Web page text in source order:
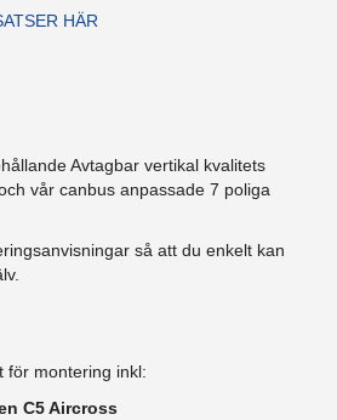
HÄR
Avtagbar vertikal kvalitets
vår canbus anpassade 7 poliga
så att du enkelt kan
för montering inkl:
C5 Aircross